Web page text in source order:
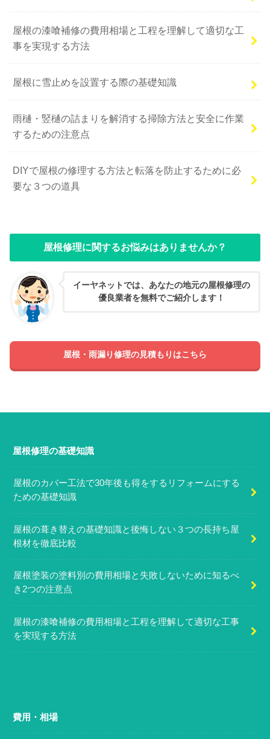
屋根の漆喰補修の費用相場と工程を理解して適切な工
事を実現する方法
屋根に雪止めを設置する際の基礎知識
雨樋・竪樋の詰まりを解消する掃除方法と安全に作業
するための注意点
DIYで屋根の修理する方法と転落を防止するために必
要な３つの道具
屋根修理に関するお悩みはありませんか？
イーヤネットでは、あなたの地元の屋根修理の
優良業者を無料でご紹介します！
屋根・雨漏り修理の見積もりはこちら
屋根修理の基礎知識
屋根のカバー工法で30年後も得をするリフォームにする
ための基礎知識
屋根の葺き替えの基礎知識と後悔しない３つの長持ち屋
根材を徹底比較
屋根塗装の塗料別の費用相場と失敗しないために知るべ
き2つの注意点
屋根の漆喰補修の費用相場と工程を理解して適切な工事
を実現する方法
費用・相場